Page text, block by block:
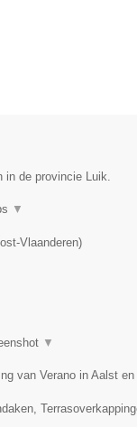
in de provincie Luik.
▼
Vlaanderen)
▼
van Verano in Aalst en